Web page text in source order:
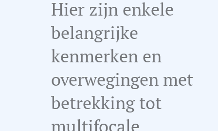
Hier zijn enkele
belangrijke
kenmerken en
overwegingen met
betrekking tot
multifocale